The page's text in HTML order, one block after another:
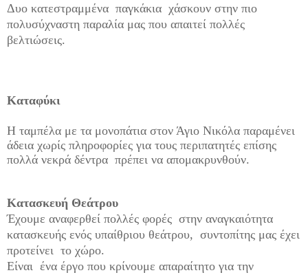
Δυο κατεστραμμένα παγκάκια χάσκουν στην πιο
πολυσύχναστη παραλία μας που απαιτεί πολλές
βελτιώσεις.
Καταφύκι
Η ταμπέλα με τα μονοπάτια στον Άγιο Νικόλα παραμένει
άδεια χωρίς πληροφορίες για τους περιπατητές επίσης
πολλά νεκρά δέντρα πρέπει να απομακρυνθούν.
Κατασκευή Θεάτρου
Έχουμε αναφερθεί πολλές φορές στην αναγκαιότητα
κατασκευής ενός υπαίθριου θεάτρου, συντοπίτης μας έχει
προτείνει το χώρο.
Είναι ένα έργο που κρίνουμε απαραίτητο για την